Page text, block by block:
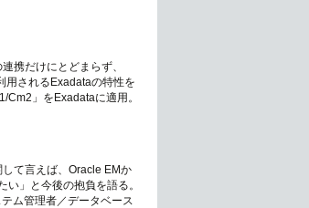
携だけにとどまらず、
用されるExadataの特性を
」をExadataに適用。
て言えば、Oracle EMか
」と今後の抱負を語る。
ム管理者／データベース